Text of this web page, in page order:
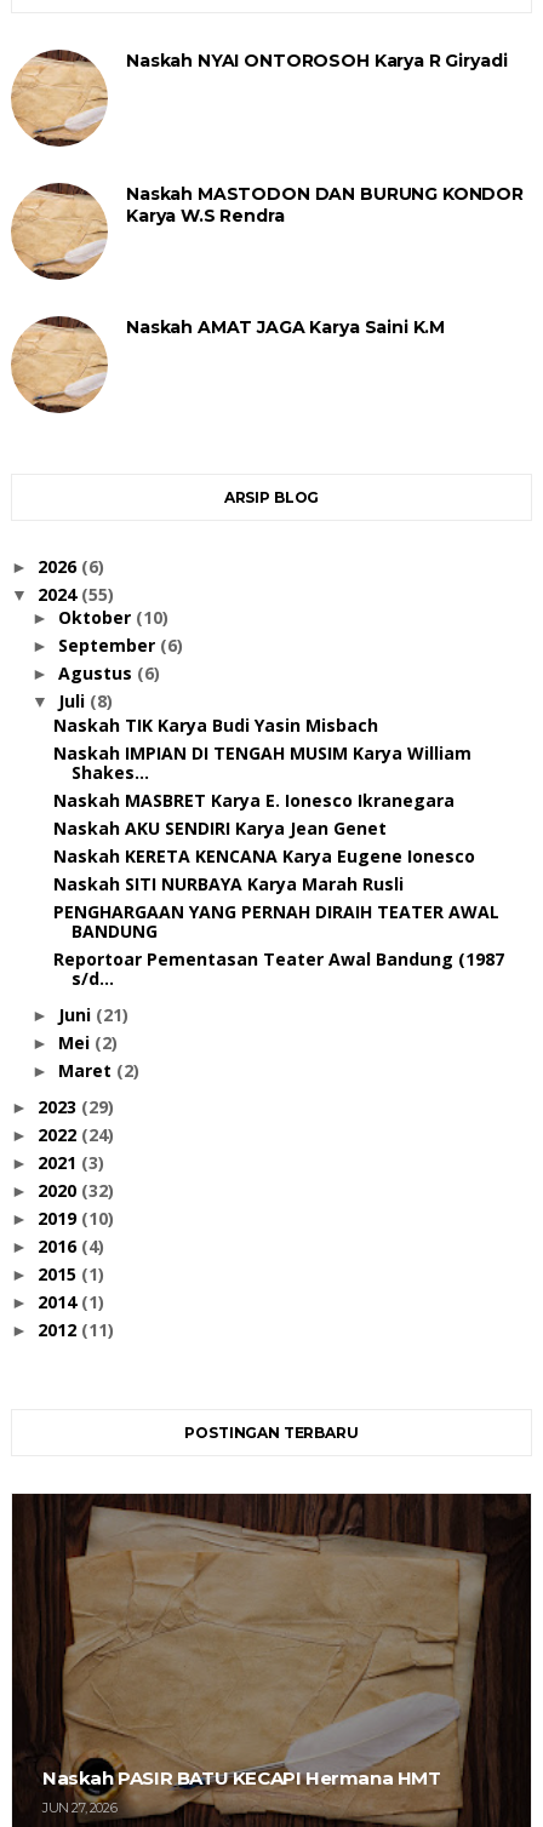
Naskah NYAI ONTOROSOH Karya R Giryadi
Naskah MASTODON DAN BURUNG KONDOR
Karya W.S Rendra
Naskah AMAT JAGA Karya Saini K.M
ARSIP BLOG
► 2026 (6)
▼ 2024 (55)
► Oktober (10)
► September (6)
► Agustus (6)
▼ Juli (8)
Naskah TIK Karya Budi Yasin Misbach
Naskah IMPIAN DI TENGAH MUSIM Karya William
Shakes...
Naskah MASBRET Karya E. Ionesco Ikranegara
Naskah AKU SENDIRI Karya Jean Genet
Naskah KERETA KENCANA Karya Eugene Ionesco
Naskah SITI NURBAYA Karya Marah Rusli
PENGHARGAAN YANG PERNAH DIRAIH TEATER AWAL
BANDUNG
Reportoar Pementasan Teater Awal Bandung (1987
s/d...
► Juni (21)
► Mei (2)
► Maret (2)
► 2023 (29)
► 2022 (24)
► 2021 (3)
► 2020 (32)
► 2019 (10)
► 2016 (4)
► 2015 (1)
► 2014 (1)
► 2012 (11)
POSTINGAN TERBARU
Naskah PASIR BATU KECAPI Hermana HMT
JUN 27, 2026